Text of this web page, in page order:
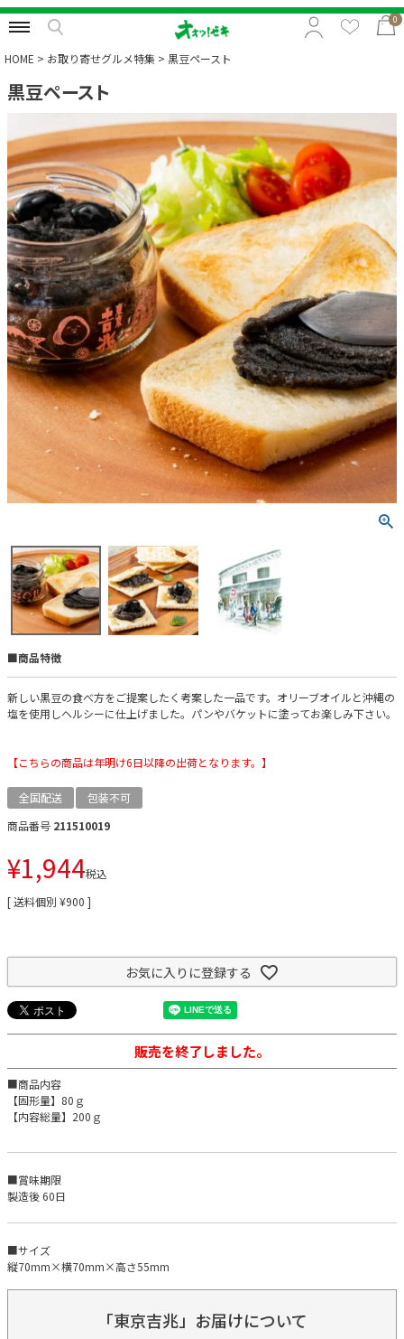
0
特集から選択
予算から選択
カテゴリから選択
贈る相手から選択
HOME お取り寄せグルメ特集 黒豆ペースト
黒豆ペースト
■商品特徴
新しい黒豆の食べ方をご提案したく考案した一品です。オリーブオイルと沖縄の
塩を使用しヘルシーに仕上げました。パンやバケットに塗ってお楽しみ下さい。
【こちらの商品は年明け6日以降の出荷となります。】
全国配送
包装不可
商品番号 211510019
¥1,944税込
送料個別 ¥900
お気に入りに登録する
販売を終了しました。
■商品内容
【固形量】80ｇ
【内容総量】200ｇ
■賞味期限
製造後 60日
■サイズ
縦70mm×横70mm×高さ55mm
「東京吉兆」お届けについて